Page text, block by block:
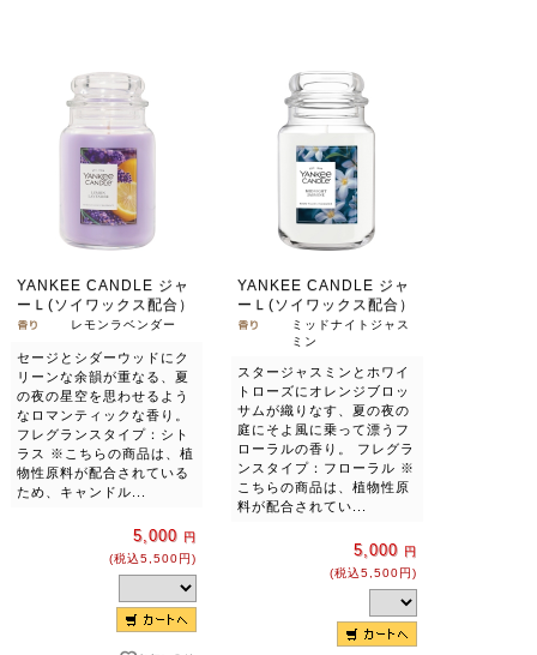
YANKEE CANDLE ジャ
ーＬ(ソイワックス配合）
レモンラベンダー
セージとシダーウッドにク
リーンな余韻が重なる、夏
の夜の星空を思わせるよう
なロマンティックな香り。
フレグランスタイプ：シト
ラス ※こちらの商品は、植
物性原料が配合されている
ため、キャンドル...
5,000 円
(税込5,500円)
YANKEE CANDLE ジャ
ーＬ(ソイワックス配合）
ミッドナイトジャス
ミン
スタージャスミンとホワイ
トローズにオレンジブロッ
サムが織りなす、夏の夜の
庭にそよ風に乗って漂うフ
ローラルの香り。 フレグラ
ンスタイプ：フローラル ※
こちらの商品は、植物性原
料が配合されてい...
5,000 円
(税込5,500円)